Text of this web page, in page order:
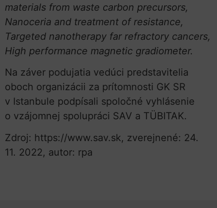
materials from waste carbon precursors,
Nanoceria and treatment of resistance,
Targeted nanotherapy far refractory cancers,
High performance magnetic gradiometer.
Na záver podujatia vedúci predstavitelia
oboch organizácii za prítomnosti GK SR
v Istanbule podpísali spoločné vyhlásenie
o vzájomnej spolupráci SAV a TÜBITAK.
Zdroj: https://www.sav.sk, zverejnené: 24.
11. 2022, autor: rpa